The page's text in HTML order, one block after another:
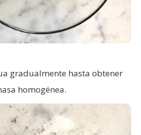
gradualmente hasta obtener
homogénea.